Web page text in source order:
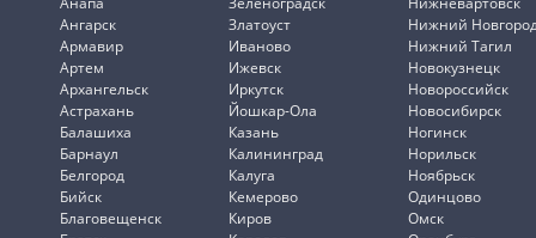
Ангарск
Армавир
Артем
Архангельск
Астрахань
Балашиха
Барнаул
Белгород
Бийск
Благовещенск
Златоуст
Иваново
Ижевск
Иркутск
Йошкар-Ола
Казань
Калининград
Калуга
Кемерово
Киров
Нижний
Нижний Тагил
Новокузнецк
Новороссийск
Новосибирск
Ногинск
Норильск
Ноябрьск
Одинцово
Омск